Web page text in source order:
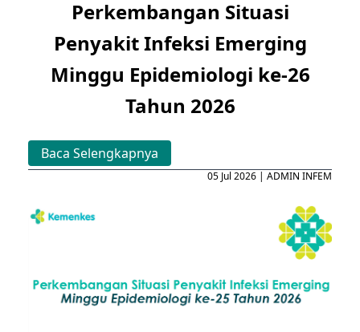
Perkembangan Situasi
Penyakit Infeksi Emerging
Minggu Epidemiologi ke-26
Tahun 2026
Baca Selengkapnya
05 Jul 2026 | ADMIN INFEM